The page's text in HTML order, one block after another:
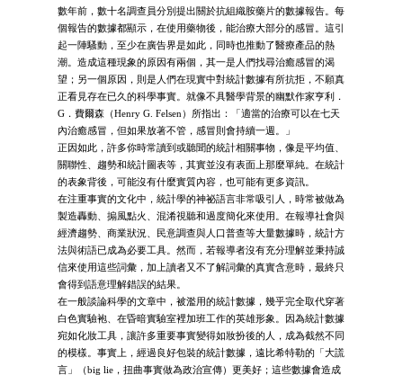
數年前，數十名調查員分別提出關於抗組織胺藥片的數據報告。每
個報告的數據都顯示，在使用藥物後，能治療大部分的感冒。這引
起一陣騷動，至少在廣告界是如此，同時也推動了醫療產品的熱
潮。造成這種現象的原因有兩個，其一是人們找尋治癒感冒的渴
望；另一個原因，則是人們在現實中對統計數據有所抗拒，不願真
正看見存在已久的科學事實。就像不具醫學背景的幽默作家亨利．
G．費爾森（Henry G. Felsen）所指出：「適當的治療可以在七天
內治癒感冒，但如果放著不管，感冒則會持續一週。」
正因如此，許多你時常讀到或聽聞的統計相關事物，像是平均值、
關聯性、趨勢和統計圖表等，其實並沒有表面上那麼單純。在統計
的表象背後，可能沒有什麼實質內容，也可能有更多資訊。
在注重事實的文化中，統計學的神祕語言非常吸引人，時常被做為
製造轟動、搧風點火、混淆視聽和過度簡化來使用。在報導社會與
經濟趨勢、商業狀況、民意調查與人口普查等大量數據時，統計方
法與術語已成為必要工具。然而，若報導者沒有充分理解並秉持誠
信來使用這些詞彙，加上讀者又不了解詞彙的真實含意時，最終只
會得到語意理解錯誤的結果。
在一般談論科學的文章中，被濫用的統計數據，幾乎完全取代穿著
白色實驗袍、在昏暗實驗室裡加班工作的英雄形象。因為統計數據
宛如化妝工具，讓許多重要事實變得如妝扮後的人，成為截然不同
的模樣。事實上，經過良好包裝的統計數據，遠比希特勒的「大謊
言」（big lie，扭曲事實做為政治宣傳）更美好；這些數據會造成